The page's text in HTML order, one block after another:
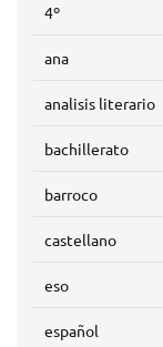
4º
ana
analisis literario
bachillerato
barroco
castellano
eso
español